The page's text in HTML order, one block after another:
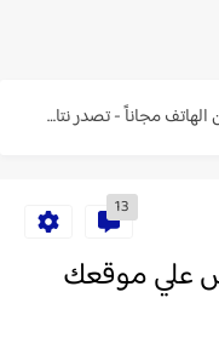
زيادة مشاهدات يوتيوب من الهاتف مجاناً - تصدر نتائج بحث...
Adsense حل مشكلة رفض موقعك في جوجل ادسنس
13
علي موقعك